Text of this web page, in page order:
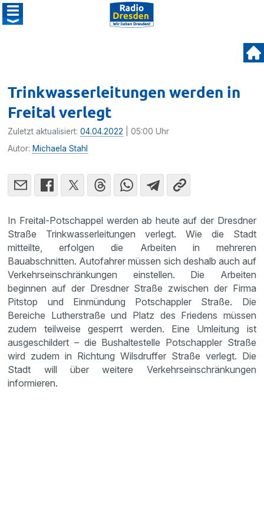
Trinkwasserleitungen werden in
Freital verlegt
Zuletzt aktualisiert:04.04.2022 | 05:00 Uhr
Autor: Michaela Stahl
In Freital-Potschappel werden ab heute auf der Dresdner
Straße Trinkwasserleitungen verlegt. Wie die Stadt
mitteilte, erfolgen die Arbeiten in mehreren
Bauabschnitten. Autofahrer müssen sich deshalb auch auf
Verkehrseinschränkungen einstellen. Die Arbeiten
beginnen auf der Dresdner Straße zwischen der Firma
Pitstop und Einmündung Potschappler Straße. Die
Bereiche Lutherstraße und Platz des Friedens müssen
zudem teilweise gesperrt werden. Eine Umleitung ist
ausgeschildert – die Bushaltestelle Potschappler Straße
wird zudem in Richtung Wilsdruffer Straße verlegt. Die
Stadt will über weitere Verkehrseinschränkungen
informieren.